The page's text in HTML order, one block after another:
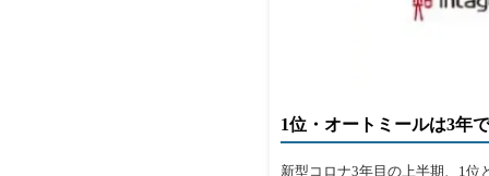
1位・オートミールは3年
新型コロナ3年目の上半期、1位